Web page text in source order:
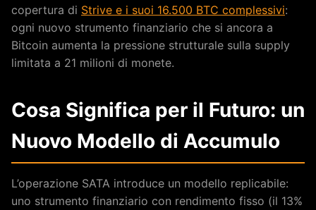
copertura di Strive e i suoi 16.500 BTC complessivi:
ogni nuovo strumento finanziario che si ancora a
Bitcoin aumenta la pressione strutturale sulla supply
limitata a 21 milioni di monete.
Cosa Significa per il Futuro: un
Nuovo Modello di Accumulo
L’operazione SATA introduce un modello replicabile:
uno strumento finanziario con rendimento fisso (il 13%